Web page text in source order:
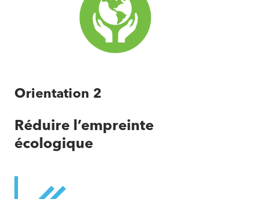
Orientation 2
Réduire l’empreinte
écologique